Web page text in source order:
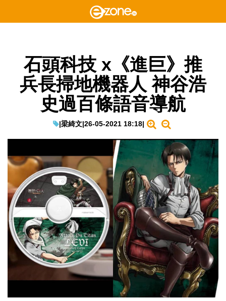
石頭科技 x《進巨》推
兵長掃地機器人 神谷浩
史過百條語音導航
|梁綺文|26-05-2021 18:18|